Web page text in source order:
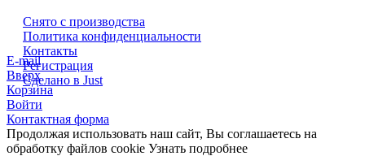
Снято с производства
Политика конфиденциальности
Контакты
Регистрация
Сделано в Just
E-mail
Вверх
Корзина
Войти
Контактная форма
Продолжая использовать наш сайт, Вы соглашаетесь на
обработку файлов cookie Узнать подробнее